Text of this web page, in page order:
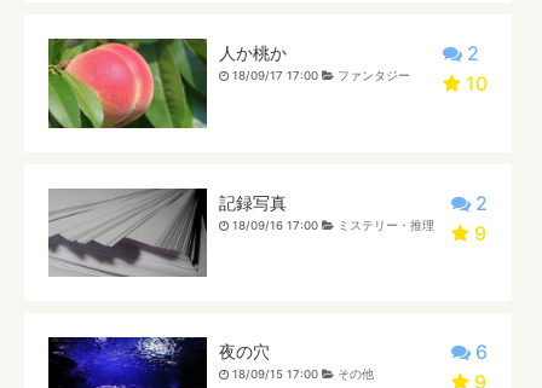
2
10
人か桃か
18/09/17 17:00 ファンタジー
2
9
記録写真
18/09/16 17:00 ミステリー・推理
6
9
夜の穴
18/09/15 17:00 その他